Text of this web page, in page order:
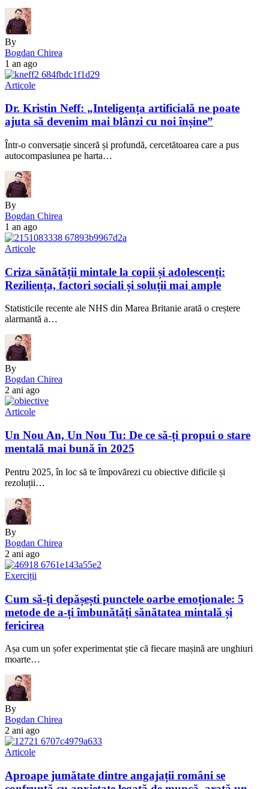
By
Bogdan Chirea
1 an ago
Articole
Dr. Kristin Neff: „Inteligența artificială ne poate
ajuta să devenim mai blânzi cu noi înșine”
Într-o conversație sinceră și profundă, cercetătoarea care a pus
autocompasiunea pe harta…
By
Bogdan Chirea
1 an ago
Articole
Criza sănătății mintale la copii și adolescenți:
Reziliența, factori sociali și soluții mai ample
Statisticile recente ale NHS din Marea Britanie arată o creștere
alarmantă a…
By
Bogdan Chirea
2 ani ago
Articole
Un Nou An, Un Nou Tu: De ce să-ți propui o stare
mentală mai bună în 2025
Pentru 2025, în loc să te împovărezi cu obiective dificile și
rezoluții…
By
Bogdan Chirea
2 ani ago
Exerciții
Cum să-ți depășești punctele oarbe emoționale: 5
metode de a-ți îmbunătăți sănătatea mintală și
fericirea
Așa cum un șofer experimentat știe că fiecare mașină are unghiuri
moarte…
By
Bogdan Chirea
2 ani ago
Articole
Aproape jumătate dintre angajații români se